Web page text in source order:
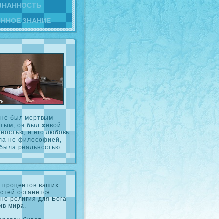
ЗНАНИЕ
был мертвым
он был живой
и его любовь
не филосοфией,
реальностью.
процентов ваших
останется.
религия для Бога
мира.